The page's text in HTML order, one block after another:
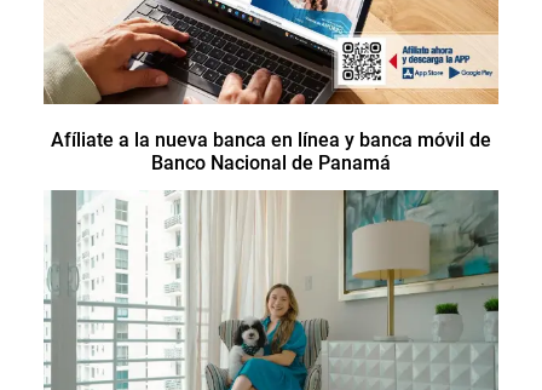
Afíliate a la nueva banca en línea y banca móvil de
Banco Nacional de Panamá